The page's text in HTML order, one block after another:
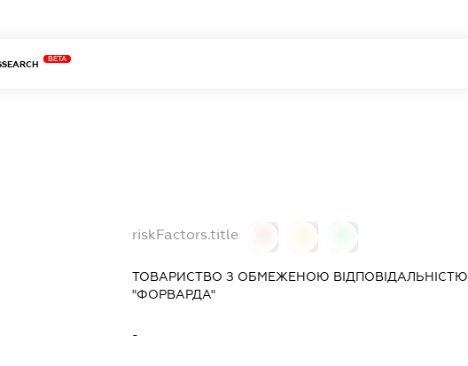
BETA
riskFactors.title
ТОВАРИСТВО З ОБМЕЖЕНОЮ ВІДПОВІДАЛЬНІСТЮ
"ФОРВАРДА"
-